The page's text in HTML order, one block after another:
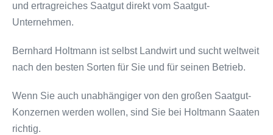
und ertragreiches Saatgut direkt vom Saatgut-
Unternehmen.
Bernhard Holtmann ist selbst Landwirt und sucht weltweit
nach den besten Sorten für Sie und für seinen Betrieb.
Wenn Sie auch unabhängiger von den großen Saatgut-
Konzernen werden wollen, sind Sie bei Holtmann Saaten
richtig.